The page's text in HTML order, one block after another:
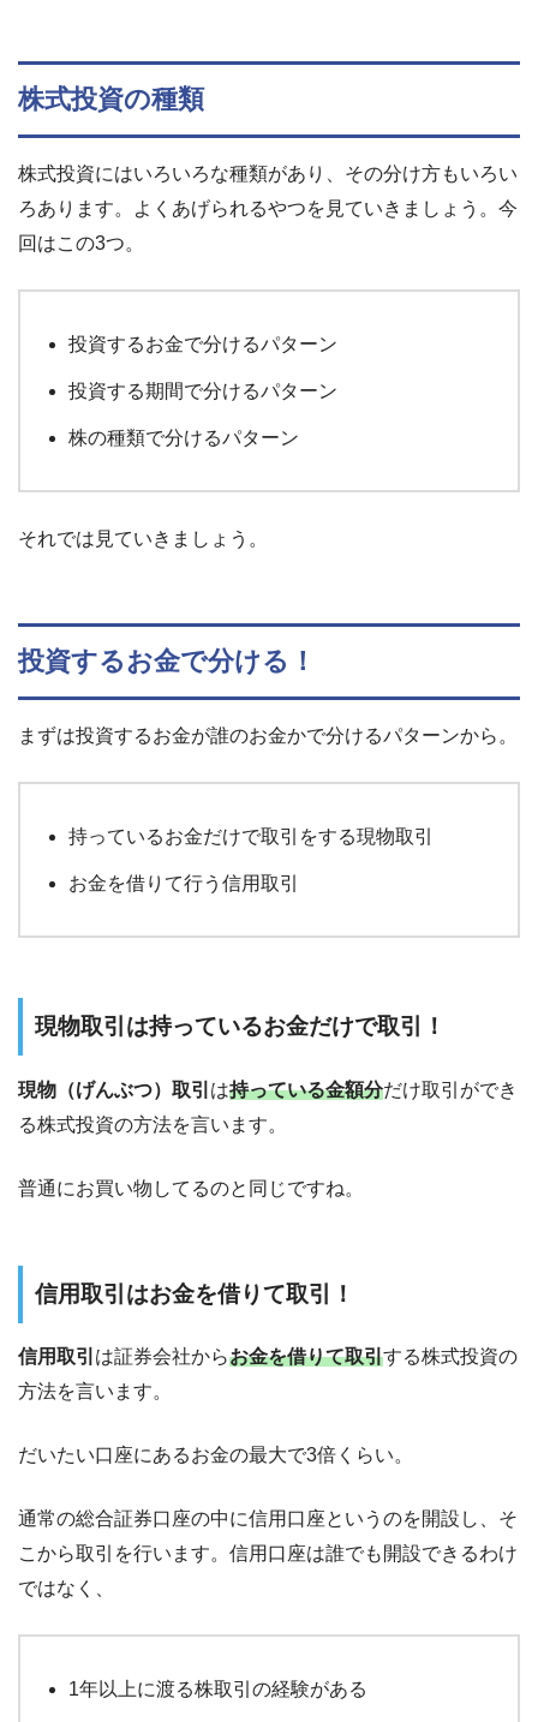
株式投資の種類
株式投資にはいろいろな種類があり、その分け方もいろい
ろあります。よくあげられるやつを見ていきましょう。今
回はこの3つ。
投資するお金で分けるパターン
投資する期間で分けるパターン
株の種類で分けるパターン
それでは見ていきましょう。
投資するお金で分ける！
まずは投資するお金が誰のお金かで分けるパターンから。
持っているお金だけで取引をする現物取引
お金を借りて行う信用取引
現物取引は持っているお金だけで取引！
現物（げんぶつ）取引 は持っている金額分だけ取引ができ
る株式投資の方法を言います。
普通にお買い物してるのと同じですね。
信用取引はお金を借りて取引！
信用取引 は証券会社からお金を借りて取引する株式投資の
方法を言います。
だいたい口座にあるお金の最大で3倍くらい。
通常の総合証券口座の中に信用口座というのを開設し、そ
こから取引を行います。信用口座は誰でも開設できるわけ
ではなく、
1年以上に渡る株取引の経験がある